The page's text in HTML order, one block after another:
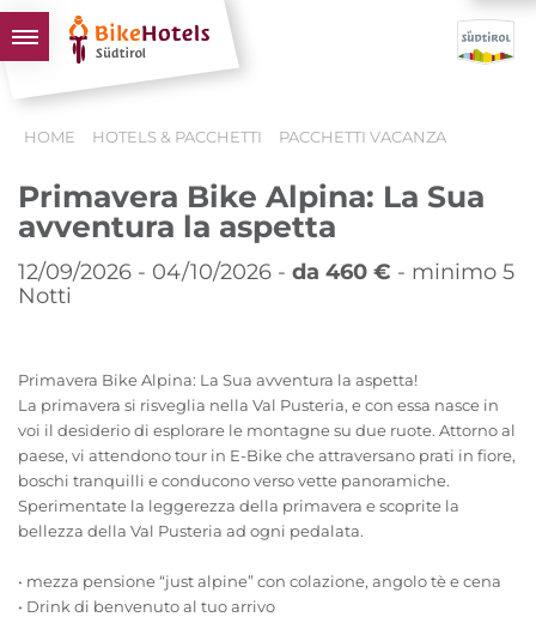
TOUR & TERRITORI
L'ALTO ADIGE & NOI
INFO UTILI
HOME HOTELS & PACCHETTI PACCHETTI VACANZA
Primavera Bike Alpina: La Sua
avventura la aspetta
12/09/2026 - 04/10/2026 - da 460 € - minimo 5
Notti
Primavera Bike Alpina: La Sua avventura la aspetta!
La primavera si risveglia nella Val Pusteria, e con essa nasce in
voi il desiderio di esplorare le montagne su due ruote. Attorno al
paese, vi attendono tour in E-Bike che attraversano prati in fiore,
boschi tranquilli e conducono verso vette panoramiche.
Sperimentate la leggerezza della primavera e scoprite la
bellezza della Val Pusteria ad ogni pedalata.
• mezza pensione “just alpine” con colazione, angolo tè e cena
• Drink di benvenuto al tuo arrivo